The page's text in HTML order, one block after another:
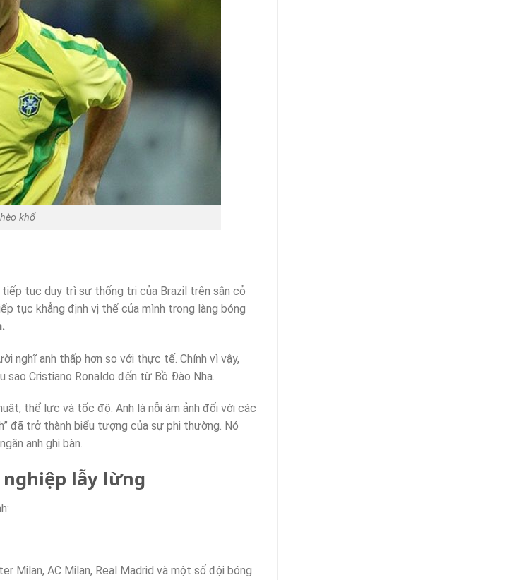
khổ
tiếp tục duy trì sự thống trị của Brazil trên sân cỏ
tục khẳng định vị thế của mình trong làng bóng
nghĩ anh thấp hơn so với thực tế. Chính vì vậy,
sao Cristiano Ronaldo đến từ Bồ Đào Nha.
thể lực và tốc độ. Anh là nỗi ám ảnh đối với các
đã trở thành biểu tượng của sự phi thường. Nó
anh ghi bàn.
nghiệp lẫy lừng
Milan, AC Milan, Real Madrid và một số đội bóng